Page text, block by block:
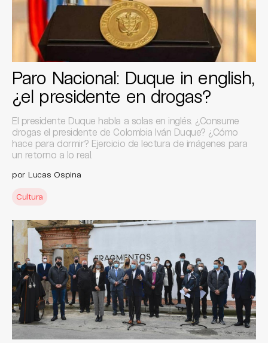
Paro Nacional: Duque in english,
¿el presidente en drogas?
El presidente Duque habla a solas en inglés. ¿Consume
drogas el presidente de Colombia Iván Duque? ¿Cómo
hace para dormir? Ejercicio de lectura de imágenes para
un retorno a lo real.
por Lucas Ospina
Cultura